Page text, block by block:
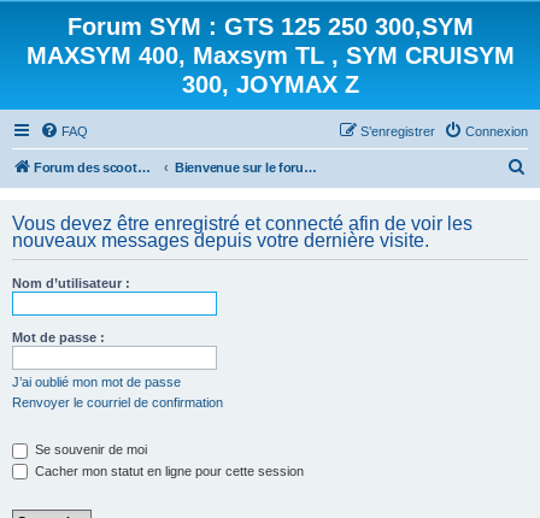
Forum SYM : GTS 125 250 300,SYM
MAXSYM 400, Maxsym TL , SYM CRUISYM
300, JOYMAX Z
FAQ Connexion
S’enregistrer
Forum des scooters SYM - GTS -MAXSYM - CRUISYM - JOYMAX - Maxsym TL Bienvenue sur le forum des scooters de la gamme SYM
Vous devez être enregistré et connecté afin de voir les
nouveaux messages depuis votre dernière visite.
Nom d’utilisateur :
Mot de passe :
J’ai oublié mon mot de passe
Renvoyer le courriel de confirmation
Se souvenir de moi
Cacher mon statut en ligne pour cette session